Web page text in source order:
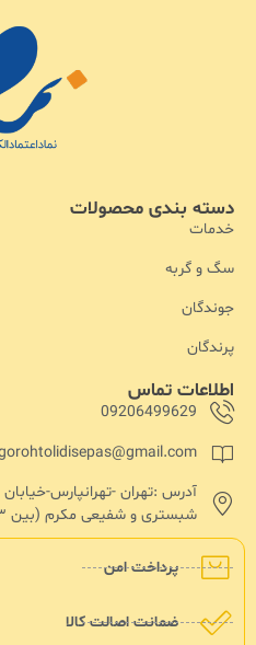
پرداخت امن
ضمانت اصالت کالا
اطلاعات تماس
09206499629
gorohtolidisepas@gmail.com
شبستری و شفیعی مکرم (بین ۱۳۳ و۱۳۵)پلاک ۱۸۲
دسته بندی محصولات
خدمات
سگ و گربه
جوندگان
پرندگان